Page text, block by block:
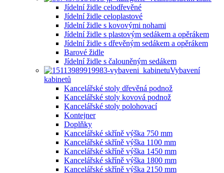
Jídelní židle celodřevěné
Jídelní židle celoplastové
Jídelní židle s kovovými nohami
Jídelní židle s plastovým sedákem a opěrákem
Jídelní židle s dřevěným sedákem a opěrákem
Barové židle
Jídelní židle s čalouněným sedákem
Vybavení
kabinetů
Kancelářské stoly dřevěná podnož
Kancelářské stoly kovová podnož
Kancelářské stoly polohovací
Kontejner
Doplňky
Kancelářské skříně výška 750 mm
Kancelářské skříně výška 1100 mm
Kancelářské skříně výška 1450 mm
Kancelářské skříně výška 1800 mm
Kancelářské skříně výška 2150 mm